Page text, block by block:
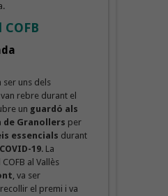
ser uns dels
rebre durant el
un guardó als
de Granollers per
essencials durant
19. La
al Vallès
, va ser
el premi i va